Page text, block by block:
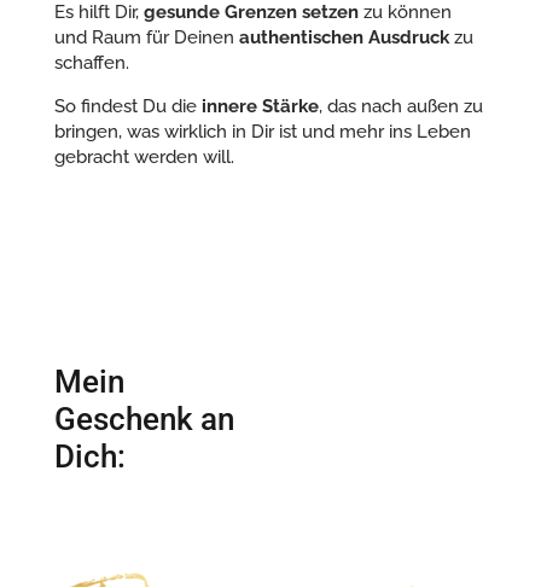
Es hilft Dir, gesunde Grenzen setzenzu können
und Raum für Deinen authentischen Ausdruckzu
schaffen.
So findest Du die innere Stärke, das nach außen zu
bringen, was wirklich in Dir ist und mehr ins Leben
gebracht werden will.
Mein
Geschenk an
Dich: